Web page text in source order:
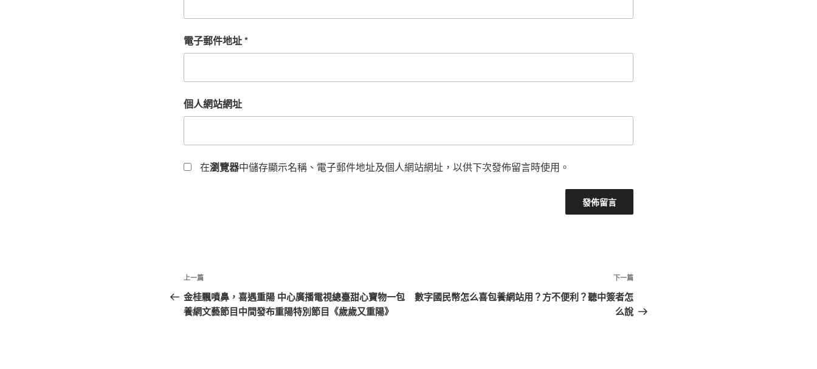
電子郵件地址*
個人網站網址
在瀏覽器中儲存顯示名稱、電子郵件地址及個人網站網址，以供下次發佈留言時使用。
文
章
導
上
一
篇
上一篇
金桂飄噴鼻，喜遇重陽 中心廣播電視總臺甜心寶物一包
養網文藝節目中間發布重陽特別節目《歲歲又重陽》
下
一
篇
下一篇
數字國民幣怎么喜包養網站用？方不便利？聽中簽者怎
么說